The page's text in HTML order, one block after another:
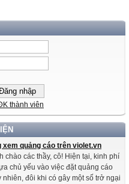
thành viên
quảng cáo trên violet.vn
chào các thầy, cô! Hiện tại, kinh phí
chủ yếu vào việc đặt quảng cáo
nhiên, đôi khi có gây một số trở ngại